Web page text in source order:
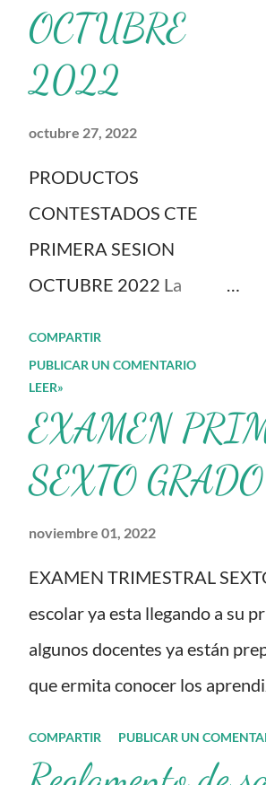
OCTUBRE
2022
octubre 27, 2022
PRODUCTOS
CONTESTADOS CTE
PRIMERA SESION
OCTUBRE 2022 La
Intensivo de Formación
Continua para Docentes y
sus materiales, se
transforman, entretejiendo
los procesos de formación
y de gestión, sin
distinguirlos por
momentos, y transitando
de una guía de trabajo a un
documento orientador, el
COMPARTIR
PUBLICAR UN COMENTARIO
LEER»
EXAMEN
SEXTO GRADO
noviembre 01, 2022
EXAMEN TRIMESTRAL
escolar ya esta llegando a su
algunos docentes ya están
que ermita conocer los
diferentes asignaturas que
COMPARTIR PUBLICAR UN